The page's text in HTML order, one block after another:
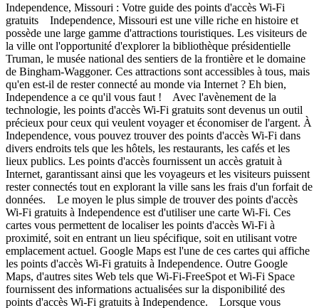
Independence, Missouri : Votre guide des points d'accès Wi-Fi
gratuits Independence, Missouri est une ville riche en histoire et
possède une large gamme d'attractions touristiques. Les visiteurs de
la ville ont l'opportunité d'explorer la bibliothèque présidentielle
Truman, le musée national des sentiers de la frontière et le domaine
de Bingham-Waggoner. Ces attractions sont accessibles à tous, mais
qu'en est-il de rester connecté au monde via Internet ? Eh bien,
Independence a ce qu'il vous faut ! Avec l'avènement de la
technologie, les points d'accès Wi-Fi gratuits sont devenus un outil
précieux pour ceux qui veulent voyager et économiser de l'argent. À
Independence, vous pouvez trouver des points d'accès Wi-Fi dans
divers endroits tels que les hôtels, les restaurants, les cafés et les
lieux publics. Les points d'accès fournissent un accès gratuit à
Internet, garantissant ainsi que les voyageurs et les visiteurs puissent
rester connectés tout en explorant la ville sans les frais d'un forfait de
données. Le moyen le plus simple de trouver des points d'accès
Wi-Fi gratuits à Independence est d'utiliser une carte Wi-Fi. Ces
cartes vous permettent de localiser les points d'accès Wi-Fi à
proximité, soit en entrant un lieu spécifique, soit en utilisant votre
emplacement actuel. Google Maps est l'une de ces cartes qui affiche
les points d'accès Wi-Fi gratuits à Independence. Outre Google
Maps, d'autres sites Web tels que Wi-Fi-FreeSpot et Wi-Fi Space
fournissent des informations actualisées sur la disponibilité des
points d'accès Wi-Fi gratuits à Independence. Lorsque vous